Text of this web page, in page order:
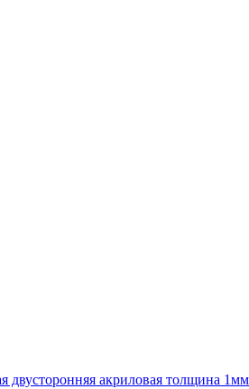
двусторонняя акриловая толщина 1мм